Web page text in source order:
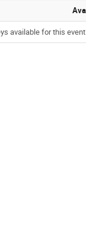
available for this event